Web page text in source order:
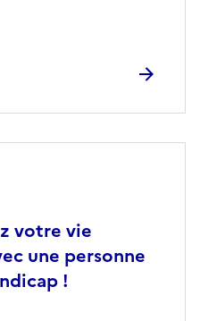
votre vie
une personne
!